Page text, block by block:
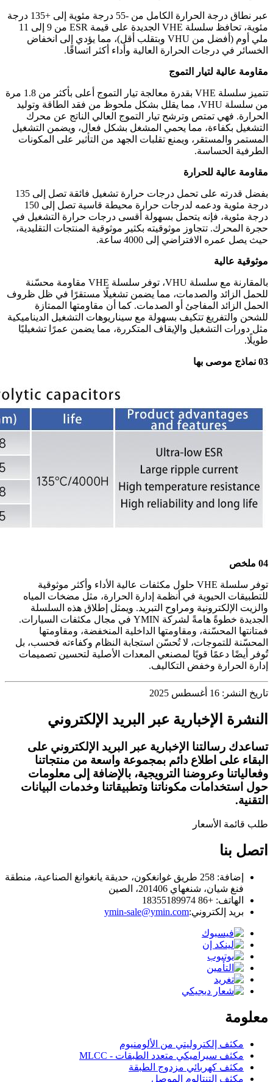
عبر نطاق درجة الحرارة الكامل من -55 درجة مئوية إلى +135 درجة
مئوية، تحافظ سلسلة VHE الجديدة على قيمة ESR من 9 إلى 11
ملي أوم (أفضل من VHU وبتقلب أقل)، مما يؤدي إلى انخفاض
الخسائر في درجات الحرارة العالية وأداء أكثر اتساقًا.
مقاومة عالية لتيار التموج
تتميز سلسلة VHE بقدرة معالجة تيار التموج أعلى بأكثر من 1.8 مرة
من سلسلة VHU، مما يقلل بشكل ملحوظ من فقد الطاقة وتوليد
الحرارة. فهي تمتص وترشح تيار التموج العالي الناتج عن محرك
التشغيل بكفاءة، مما يحمي المشغل بشكل فعال، ويضمن التشغيل
المستمر والمستقر، ويمنع تقلبات الجهد من التأثير على المكونات
الطرفية الحساسة.
مقاومة عالية للحرارة
بفضل قدرته على تحمل درجات حرارة تشغيل فائقة تصل إلى 135
درجة مئوية ودعمه لدرجات حرارة محيطة قاسية تصل إلى 150
درجة مئوية، فإنه يتحمل بسهولة أقسى درجات حرارة التشغيل في
حجرة المحرك. تتجاوز موثوقيته بكثير موثوقية المنتجات التقليدية،
حيث يصل عمره الافتراضي إلى 4000 ساعة.
موثوقية عالية
بالمقارنة مع سلسلة VHU، توفر سلسلة VHE مقاومة محسّنة
للحمل الزائد والصدمات، مما يضمن تشغيلًا مستقرًا في ظل ظروف
الحمل الزائد المفاجئ أو الصدمات. كما أن مقاومتها الممتازة
للشحن والتفريغ تتكيف بسهولة مع سيناريوهات التشغيل الديناميكية
مثل دورات التشغيل والإيقاف المتكررة، مما يضمن عمرًا تشغيليًا
طويلًا.
03 نماذج موصى بها
04 ملخص
توفر سلسلة VHE حلول مكثفات عالية الأداء وأكثر موثوقية
للتطبيقات الحيوية في أنظمة إدارة الحرارة، مثل مضخات المياه
والزيت الإلكترونية ومراوح التبريد. ويمثل إطلاق هذه السلسلة
الجديدة خطوةً هامةً لشركة YMIN في مجال مكثفات السيارات.
فمتانتها المحسّنة، ومقاومتها الداخلية المنخفضة، ومقاومتها
المحسّنة للتموجات، لا تُحسّن استجابة النظام وكفاءته فحسب، بل
تُوفر أيضًا دعمًا قويًا لمصنعي المعدات الأصلية لتحسين تصميمات
إدارة الحرارة وخفض التكاليف.
تاريخ النشر: 16 أغسطس 2025
النشرة الإخبارية عبر البريد الإلكتروني
تساعدك رسالتنا الإخبارية عبر البريد الإلكتروني على
البقاء على اطلاع دائم بمجموعة واسعة من منتجاتنا
وفعالياتنا وعروضنا الترويجية، بالإضافة إلى معلومات
حول استخدامات مكوناتنا وتطبيقاتنا وخدمات البيانات
التقنية.
طلب قائمة الأسعار
اتصل بنا
إضافة: 258 طريق غوانغكون، حديقة يانغوانغ الصناعية، منطقة
فنغ شيان، شنغهاي 201406، الصين
الهاتف: +86 18355189974
بريد إلكتروني:ymin-sale@ymin.com
معلومة
مكثف إلكتروليتي من الألومنيوم
مكثف سيراميكي متعدد الطبقات - MLCC
مكثف كهربائي مزدوج الطبقة
مكثف التنتالوم الموصل